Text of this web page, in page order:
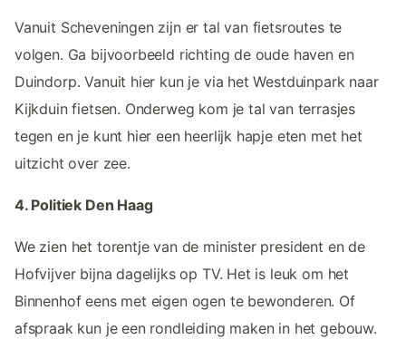
Vanuit Scheveningen zijn er tal van fietsroutes te
volgen. Ga bijvoorbeeld richting de oude haven en
Duindorp. Vanuit hier kun je via het Westduinpark naar
Kijkduin fietsen. Onderweg kom je tal van terrasjes
tegen en je kunt hier een heerlijk hapje eten met het
uitzicht over zee.
4. Politiek Den Haag
We zien het torentje van de minister president en de
Hofvijver bijna dagelijks op TV. Het is leuk om het
Binnenhof eens met eigen ogen te bewonderen. Of
afspraak kun je een rondleiding maken in het gebouw.